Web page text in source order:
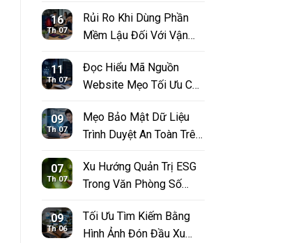
16
Th 07
Rủi Ro Khi Dùng Phần
Mềm Lậu Đối Với Vận
11
Th 07
Đọc Hiểu Mã Nguồn
Website Mẹo Tối Ưu Cấu
09
Th 07
Mẹo Bảo Mật Dữ Liệu
Trình Duyệt An Toàn Trên
07
Th 07
Xu Hướng Quản Trị ESG
Trong Văn Phòng Số
09
Th 06
Tối Ưu Tìm Kiếm Bằng
Hình Ảnh Đón Đầu Xu